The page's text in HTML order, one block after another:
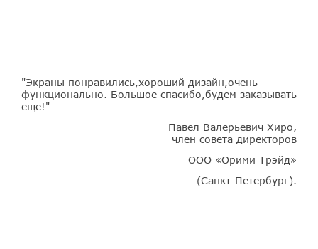
"Экраны понравились,хороший дизайн,очень
функционально. Большое спасибо,будем заказывать
еще!"
Павел Валерьевич Хиро,
член совета директоров
ООО «Орими Трэйд»
(Санкт-Петербург).